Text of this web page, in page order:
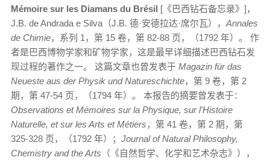
Mémoire sur les Diamans du Brésil [《巴西钻石备忘录》]，
J.B. de Andrada e Silva（J.B. 德·安德拉达·席尔瓦）， Annales
de Chimie，系列 1，第 15 卷，第 82-88 页，（1792 年）。 作
者是巴西博物学家和矿物学家，这是最早详细描述巴西钻石发
现过程的著作之一。 这篇文章也曾发表于 Magazin für das
Neueste aus der Physik und Natureschichte，第 9 卷，第 2
期，第 47-54 页，（1794 年）。 本报告的摘要曾发表于：
Observations et Mémoires sur la Physique, sur l'Histoire
Naturelle, et sur les Arts et Métiers，第 41 卷，第 2 期，第
325-328 页，（1792 年）； Journal of Natural Philosophy,
Chemistry and the Arts （《自然哲学、化学和艺术杂志》），